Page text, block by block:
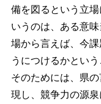
備を図るという立
いうのは、ある意
場から言えば、今
うにつけるかという
そのためには、県
現し、競争力の源泉